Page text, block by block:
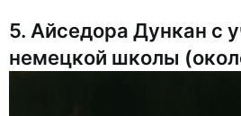
5. Айседора Дункан с
немецкой школы